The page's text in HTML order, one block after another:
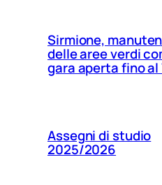
Sirmione,
delle aree verdi
gara aperta fino al
Assegni di studio
2025/2026